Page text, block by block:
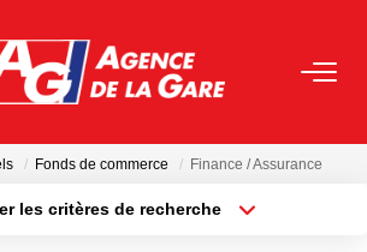
Fonds de commerce Finance / Assurance
les critères de recherche